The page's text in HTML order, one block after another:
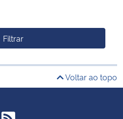
Filtrar
Voltar ao topo